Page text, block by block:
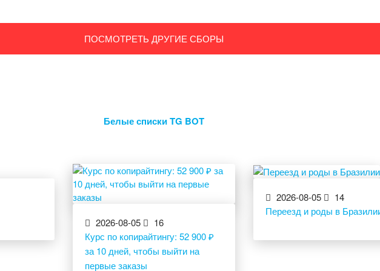
ПОСМОТРЕТЬ ДРУГИЕ СБОРЫ
Белые списки TG BOT
2026-08-05
16
Курс по копирайтингу: 52 900 ₽
за 10 дней, чтобы выйти на
первые заказы
2026-08-05
14
Переезд и роды в